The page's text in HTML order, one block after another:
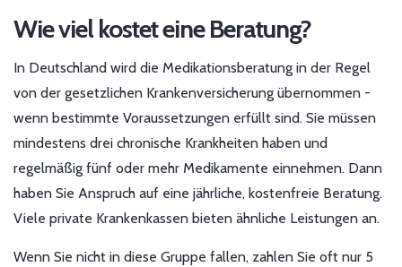
Wie viel kostet eine Beratung?
In Deutschland wird die Medikationsberatung in der Regel
von der gesetzlichen Krankenversicherung übernommen -
wenn bestimmte Voraussetzungen erfüllt sind. Sie müssen
mindestens drei chronische Krankheiten haben und
regelmäßig fünf oder mehr Medikamente einnehmen. Dann
haben Sie Anspruch auf eine jährliche, kostenfreie Beratung.
Viele private Krankenkassen bieten ähnliche Leistungen an.
Wenn Sie nicht in diese Gruppe fallen, zahlen Sie oft nur 5